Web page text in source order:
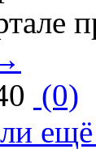
(0)
ещё